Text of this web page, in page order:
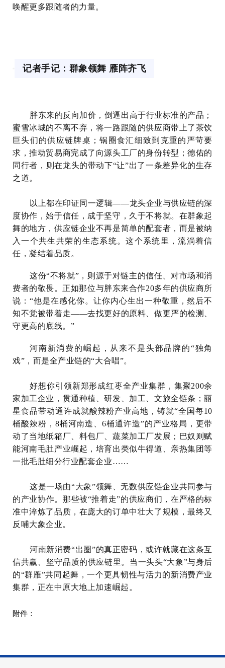
唤醒更多跟随者的力量。
记者手记：群象领舞 雁阵齐飞
胖东来的反向加价，倒逼出高于行业标准的产品；
蜜雪冰城的不离不弃，将一路跟随的供应商带上了茶饮
巨头们的供应链牌桌；锅圈食汇细致到克重的严苛要
求，推动贸易商完成了向源头工厂的身份转型；德佑的
同行者，则在龙头的带动下“让”出了一条差异化的生存
之道。
以上都在印证同一逻辑——龙头企业与供应链的深
度协作，始于信任，成于坚守，久于不将就。在群象起
舞的地方，供应链企业不再是简单的配套者，而是被纳
入一个共生共荣的生态系统。这个系统里，流淌着信
任，凝结着品质。
这份“不将就”，则源于对链主的信任、对市场和消
费者的敬畏。正如那位与胖东来合作20多年的供应商所
说：“他是在感化你。让你内心生出一种敬重，然后不
知不觉被带着走——去找更好的原料、做更严的检测、
守更高的底线。”
河南新消费的崛起，从来不是头部品牌的“独角
戏”，而是全产业链的“大合唱”。
好想你引领新郑形成红枣全产业集群，集聚200余
家加工企业，贯通种植、研发、加工、文旅全链条；丽
星食品带动通许成就酸辣粉产业高地，铸就“全国每10
桶酸辣粉，8桶河南造、6桶通许造”的产业格局，更带
动了当地纸箱厂、料包厂、蔬菜加工厂发展；巴奴则赋
能河南毛肚产业崛起，培育出类似牛得道、亲热集团等
一批毛肚细分行业配套企业……
这是一场由“大象”领舞、无数供应链企业共同参与
的产业协作。那些被“推着走”的供应商们，在严格的标
准中淬炼了品质，在庞大的订单中壮大了规模，最终又
反哺大象企业。
河南新消费“出圈”的真正密码，或许就藏在这条互
信共赢、坚守品质的供应链里。当一头头“大象”与身后
的“群雁”共同起舞，一个更具韧性与活力的新消费产业
集群，正在中原大地上加速崛起。